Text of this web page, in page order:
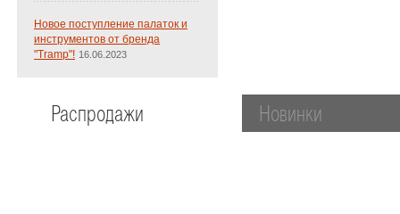
Новое поступление палаток и
инструментов от бренда
"Tramp"! 16.06.2023
Распродажи Новинки